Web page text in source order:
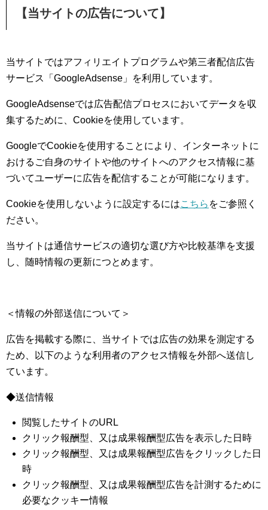
【当サイトの広告について】
当サイトではアフィリエイトプログラムや第三者配信広告
サービス「GoogleAdsense」を利用しています。
GoogleAdsenseでは広告配信プロセスにおいてデータを収
集するために、Cookieを使用しています。
GoogleでCookieを使用することにより、インターネットに
おけるご自身のサイトや他のサイトへのアクセス情報に基
づいてユーザーに広告を配信することが可能になります。
Cookieを使用しないように設定するにはこちら をご参照く
ださい。
当サイトは通信サービスの適切な選び方や比較基準を支援
し、随時情報の更新につとめます。
＜情報の外部送信について＞
広告を掲載する際に、当サイトでは広告の効果を測定する
ため、以下のような利用者のアクセス情報を外部へ送信し
ています。
◆送信情報
閲覧したサイトのURL
クリック報酬型、又は成果報酬型広告を表示した日時
クリック報酬型、又は成果報酬型広告をクリックした日
時
クリック報酬型、又は成果報酬型広告を計測するために
必要なクッキー情報